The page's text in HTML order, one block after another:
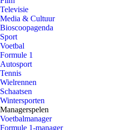
Televisie
Media & Cultuur
Bioscoopagenda
Sport
Voetbal
Formule 1
Autosport
Tennis
Wielrennen
Schaatsen
Wintersporten
Managerspelen
Voetbalmanager
Formule 1-manager